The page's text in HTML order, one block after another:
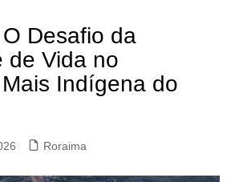
Desafio da
de Vida no
Indígena do
Roraima